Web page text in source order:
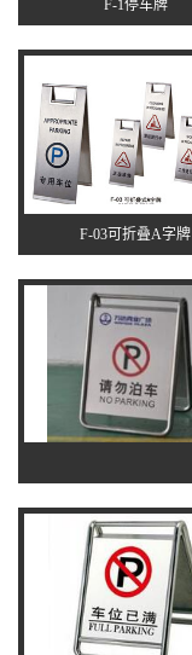
F-1停车牌
F-03可折叠A字牌